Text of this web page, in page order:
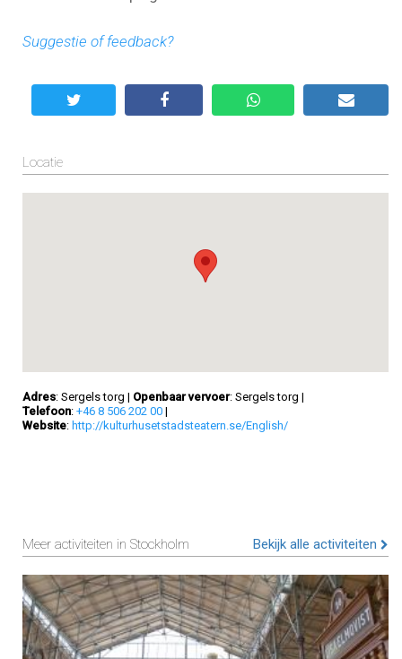
Suggestie of feedback?
Locatie
Adres: Sergels torg | Openbaar vervoer: Sergels torg |
Telefoon: +46 8 506 202 00 |
Website: http://kulturhusetstadsteatern.se/English/
Meer activiteiten in Stockholm Bekijk alle activiteiten